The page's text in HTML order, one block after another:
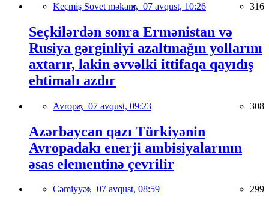
Keçmiş Sovet məkanı, 07 avqust, 10:26 316
Seçkilərdən sonra Ermənistan və
Rusiya gərginliyi azaltmağın yollarını
axtarır, lakin əvvəlki ittifaqa qayıdış
ehtimalı azdır
Avropa, 07 avqust, 09:23 308
Azərbaycan qazı Türkiyənin
Avropadakı enerji ambisiyalarının
əsas elementinə çevrilir
Cəmiyyət, 07 avqust, 08:59 299